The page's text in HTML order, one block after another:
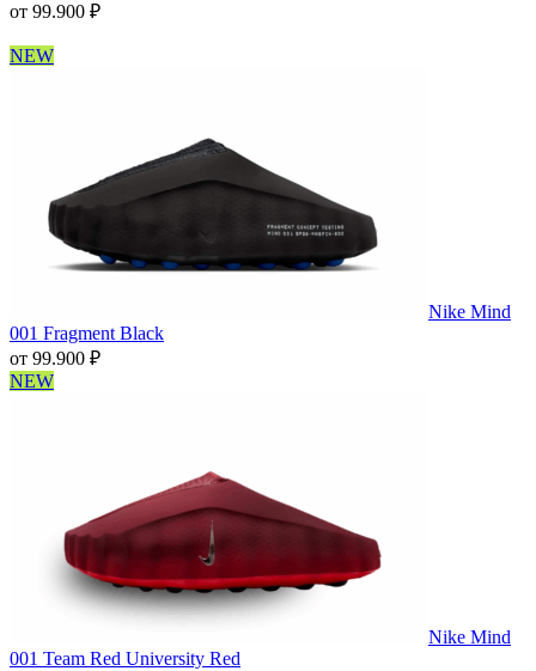
от 99.900 ₽
NEW
Nike Mind
001 Fragment Black
от 99.900 ₽
NEW
Nike Mind
001 Team Red University Red